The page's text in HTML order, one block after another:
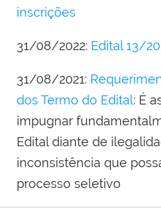
inscrições
31/08/2022: Edital 13/
31/08/2021:
dos Termo do Edital: É
impugnar
Edital diante de
inconsistência que
processo seletivo